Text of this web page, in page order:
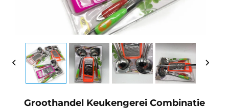
Groothandel Keukengerei Combinatie